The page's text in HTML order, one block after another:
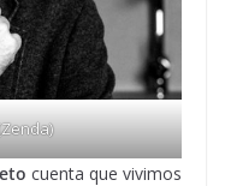
cuenta que vivimos